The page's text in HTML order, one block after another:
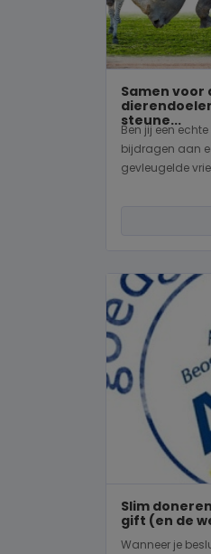
Samen voor
steune...
Ben jij een
bijdragen aan
gevleugelde
Slim
gift (en de
Wanneer je